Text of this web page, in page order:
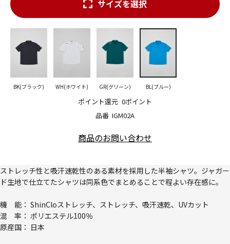
品番 IGM02A
ポイント還元 0ポイント
サイズを選択
BK(ブラック) WH(ホワイト) GR(グリーン) BL(ブルー)
商品のお問い合わせ
ストレッチ性と吸汗速乾性のある素材を採用した半袖シャツ。ジャガー
ド生地で仕立てたシャツは同系色でまとめることで程よい存在感に。
機 能： ShinCloストレッチ、ストレッチ、吸汗速乾、UVカット
混 率： ポリエステル100％
原産国： 日本